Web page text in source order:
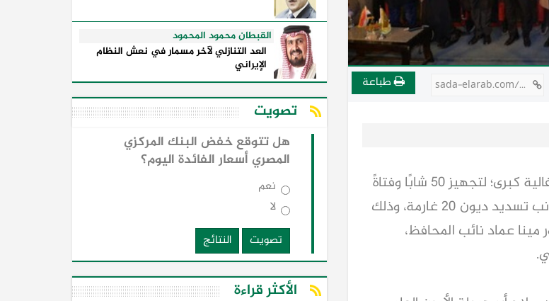
طباعة sada-elarab.com/756318
نظمت أمانة حزب الشعب الجمهوري بمحافظة أسيوط احتفالية كبرى؛ لتجهيز ٥٠ شابًا وفتاةً
من أبناء المحافظة المقبلين على الزواج "غير القادرين"، بجانب تسديد ديون 20 غارمة، وذلك
مينا عماد نائب المحافظ،
القبطان محمود المحمود
العد التنازلي لآخر مسمار في نعش النظام
الإيراني
تصويت
هل تتوقع خفض البنك المركزي
المصري أسعار الفائدة اليوم؟
نعم
لا
تصويت
النتائج
الأكثر قراءة